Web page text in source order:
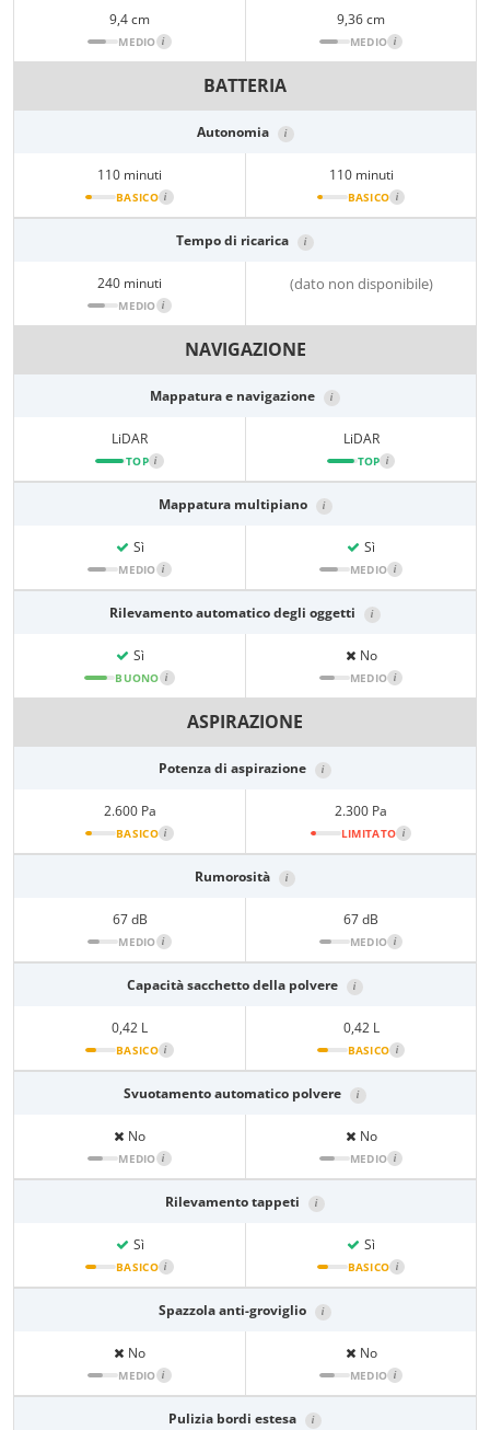
9,4 cm
MEDIO i
9,36 cm
MEDIO i
BATTERIA
Autonomia i
110 minuti
BASICO i
110 minuti
BASICO i
Tempo di ricarica i
240 minuti
MEDIO i
(dato non disponibile)
NAVIGAZIONE
Mappatura e navigazione i
LiDAR
TOP i
LiDAR
TOP i
Mappatura multipiano i
Sì
MEDIO i
Sì
MEDIO i
Rilevamento automatico degli oggetti i
Sì
BUONO i
No
MEDIO i
ASPIRAZIONE
Potenza di aspirazione i
2.600 Pa
BASICO i
2.300 Pa
LIMITATO i
Rumorosità i
67 dB
MEDIO i
67 dB
MEDIO i
Capacità sacchetto della polvere i
0,42 L
BASICO i
0,42 L
BASICO i
Svuotamento automatico polvere i
No
MEDIO i
No
MEDIO i
Rilevamento tappeti i
Sì
BASICO i
Sì
BASICO i
Spazzola anti-groviglio i
No
MEDIO i
No
MEDIO i
Pulizia bordi estesa i